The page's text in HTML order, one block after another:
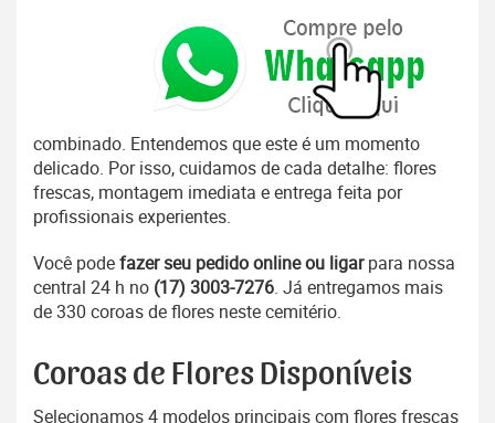
combinado. Entendemos que este é um momento
delicado. Por isso, cuidamos de cada detalhe: flores
frescas, montagem imediata e entrega feita por
profissionais experientes.
Você podefazer seu pedido online ou ligarpara nossa
central 24 h no (17) 3003-7276. Já entregamos mais
de 330 coroas de flores neste cemitério.
Coroas de Flores Disponíveis
Selecionamos 4 modelos principais com flores frescas